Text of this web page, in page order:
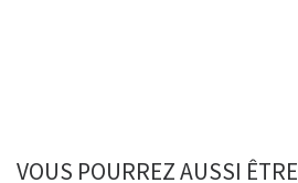
VOUS POURREZ AUSSI ÊTRE